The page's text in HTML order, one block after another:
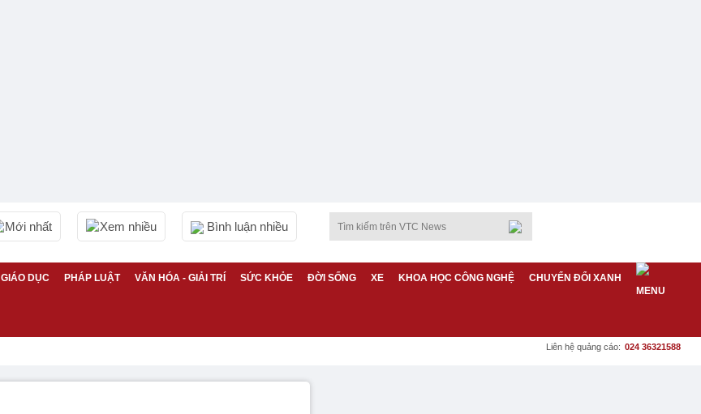
Mới nhất Xem nhiều Bình luận nhiều
GIÁO DỤC PHÁP LUẬT VĂN HÓA - GIẢI TRÍ SỨC KHỎE ĐỜI SỐNG XE KHOA HỌC CÔNG NGHỆ CHUYỂN ĐỔI XANH
Liên hệ quảng cáo: 024 36321588